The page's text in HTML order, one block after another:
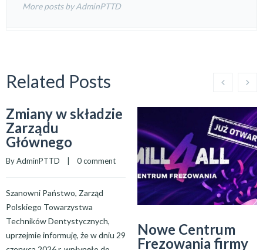
More posts by AdminPTTD
Related Posts
Zmiany w składzie
Zarządu
Głównego
By AdminPTTD 0 comment
Szanowni Państwo, Zarząd
Polskiego Towarzystwa
Techników Dentystycznych,
uprzejmie informuję, że w dniu 29
Nowe Centrum
Frezowania firmy